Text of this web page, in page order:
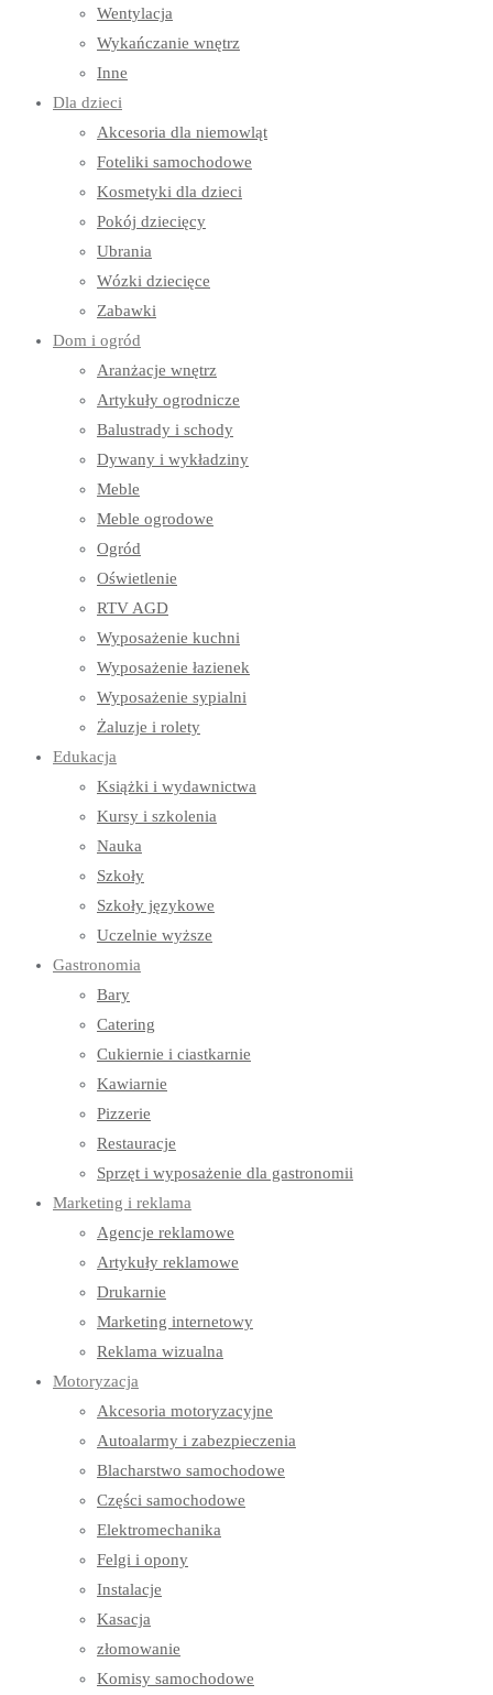
Wentylacja
Wykańczanie wnętrz
Inne
Dla dzieci
Akcesoria dla niemowląt
Foteliki samochodowe
Kosmetyki dla dzieci
Pokój dziecięcy
Ubrania
Wózki dziecięce
Zabawki
Dom i ogród
Aranżacje wnętrz
Artykuły ogrodnicze
Balustrady i schody
Dywany i wykładziny
Meble
Meble ogrodowe
Ogród
Oświetlenie
RTV AGD
Wyposażenie kuchni
Wyposażenie łazienek
Wyposażenie sypialni
Żaluzje i rolety
Edukacja
Książki i wydawnictwa
Kursy i szkolenia
Nauka
Szkoły
Szkoły językowe
Uczelnie wyższe
Gastronomia
Bary
Catering
Cukiernie i ciastkarnie
Kawiarnie
Pizzerie
Restauracje
Sprzęt i wyposażenie dla gastronomii
Marketing i reklama
Agencje reklamowe
Artykuły reklamowe
Drukarnie
Marketing internetowy
Reklama wizualna
Motoryzacja
Akcesoria motoryzacyjne
Autoalarmy i zabezpieczenia
Blacharstwo samochodowe
Części samochodowe
Elektromechanika
Felgi i opony
Instalacje
Kasacja
złomowanie
Komisy samochodowe